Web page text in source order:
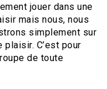
jouer dans une
mais nous, nous
simplement sur
C’est pour
de toute